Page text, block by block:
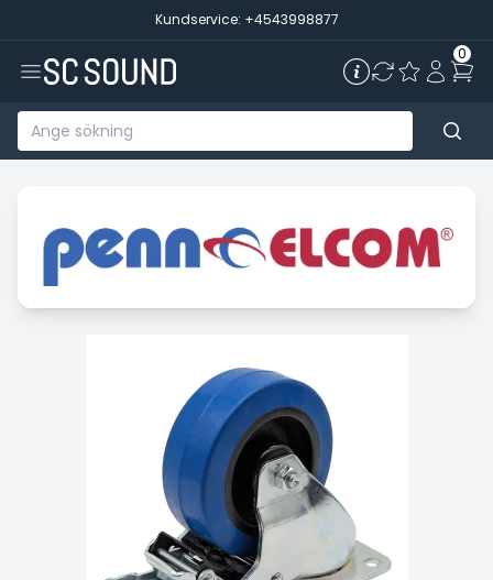
Kundservice: +4543998877
0